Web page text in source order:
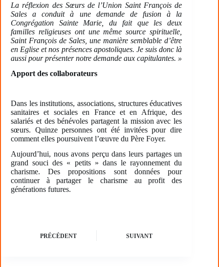
La réflexion des Sœurs de l’Union Saint François de
Sales a conduit à une demande de fusion à la
Congrégation Sainte Marie, du fait que les deux
familles religieuses ont une même source spirituelle,
Saint François de Sales, une manière semblable d’être
en Eglise et nos présences apostoliques. Je suis donc là
aussi pour présenter notre demande aux capitulantes. »
Apport des collaborateurs
Dans les institutions, associations, structures éducatives
sanitaires et sociales en France et en Afrique, des
salariés et des bénévoles partagent la mission avec les
sœurs. Quinze personnes ont été invitées pour dire
comment elles poursuivent l’œuvre du Père Foyer.
Aujourd’hui, nous avons perçu dans leurs partages un
grand souci des « petits » dans le rayonnement du
charisme. Des propositions sont données pour
continuer à partager le charisme au profit des
générations futures.
PRÉCÉDENT SUIVANT